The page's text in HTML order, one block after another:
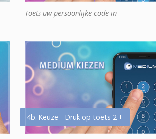
Toets uw persoonlijke code in.
4b. Keuze - Druk op toets 2 +